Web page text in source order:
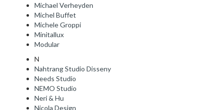
Michael Verheyden
Michel Buffet
Michele Groppi
Minitallux
Modular
N
Nahtrang Studio Disseny
Needs Studio
NEMO Studio
Neri & Hu
Nicola Design